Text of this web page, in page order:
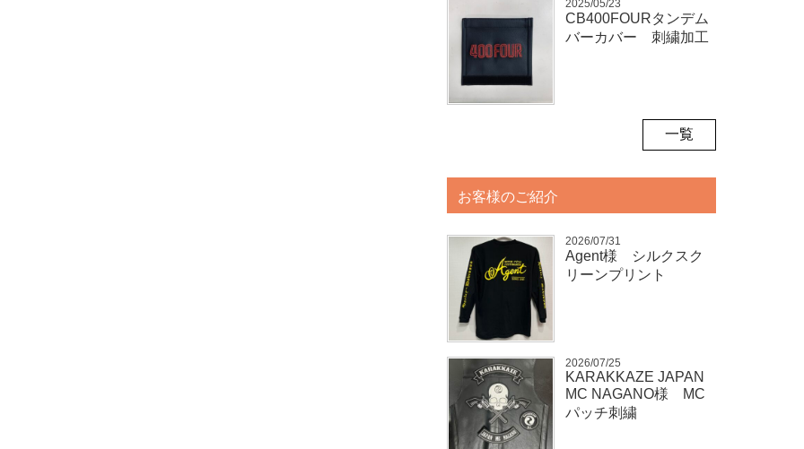
2025/05/23
CB400FOURタンデム
バーカバー 刺繍加工
一覧
お客様のご紹介
2026/07/31
Agent様 シルクスク
リーンプリント
2026/07/25
KARAKKAZE JAPAN
MC NAGANO様 MC
パッチ刺繍